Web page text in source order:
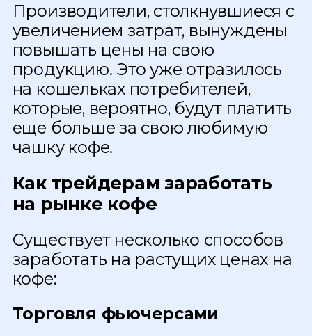
Производители, столкнувшиеся с
увеличением затрат, вынуждены
повышать цены на свою
продукцию. Это уже отразилось
на кошельках потребителей,
которые, вероятно, будут платить
еще больше за свою любимую
чашку кофе.
Как трейдерам заработать
на рынке кофе
Существует несколько способов
заработать на растущих ценах на
кофе:
Торговля фьючерсами